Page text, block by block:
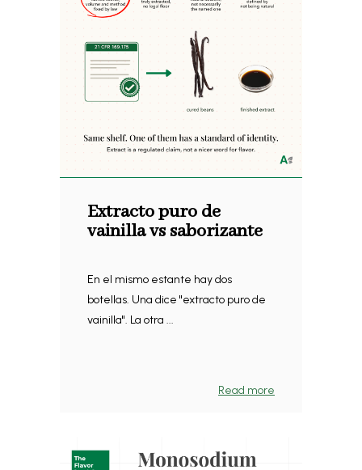
Extracto puro de
vainilla vs saborizante
En el mismo estante hay dos
botellas. Una dice "extracto puro de
vainilla". La otra ...
Read more